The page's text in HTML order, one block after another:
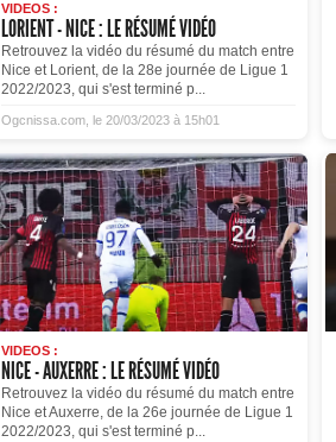
VIDEOS :
LORIENT - NICE : LE RÉSUMÉ VIDÉO
Retrouvez la vidéo du résumé du match entre
Nice et Lorient, de la 28e journée de Ligue 1
2022/2023, qui s'est terminé p...
Ogcnissa.com, le 20/03/2023 à 15h01
VIDEOS :
NICE - AUXERRE : LE RÉSUMÉ VIDÉO
Retrouvez la vidéo du résumé du match entre
Nice et Auxerre, de la 26e journée de Ligue 1
2022/2023, qui s'est terminé p...